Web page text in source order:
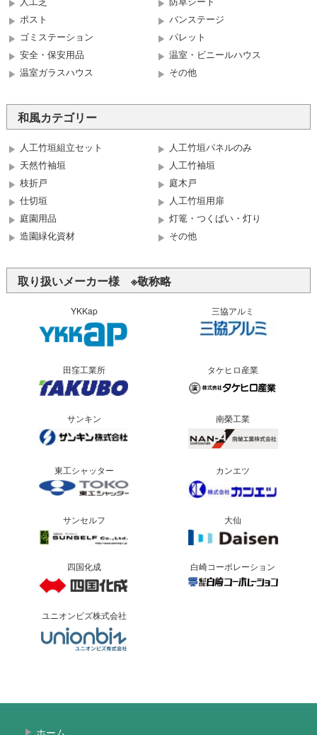
ポスト
バンステージ
ゴミステーション
パレット
安全・保安用品
温室・ビニールハウス
温室ガラスハウス
その他
和風カテゴリー
人工竹垣組立セット
人工竹垣パネルのみ
天然竹袖垣
人工竹袖垣
枝折戸
庭木戸
仕切垣
人工竹垣用扉
庭園用品
灯篭・つくばい・灯り
造園緑化資材
その他
取り扱いメーカー様 ※敬称略
YKKap 三協アルミ
田窪工業所 タケヒロ産業
サンキン 南榮工業
東工シャッター カンエツ
サンセルフ 大仙
四国化成 白崎コーポレーション
ユニオンビズ株式会社
ホーム